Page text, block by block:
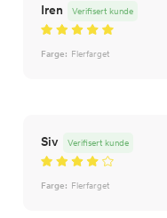
Iren Verifisert kunde
Farge: Flerfarget
Siv Verifisert kunde
Farge: Flerfarget